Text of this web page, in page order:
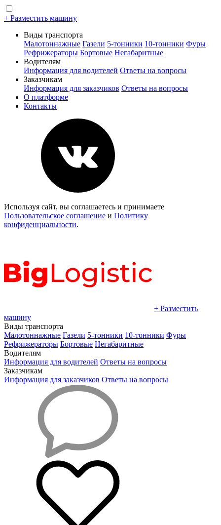
+ Разместить машину
Виды транспорта
Малотоннажные Газели 5-тонники 10-тонники Фуры
Рефрижераторы Бортовые Негабаритные
Водителям
Информация для водителей Ответы на вопросы
Заказчикам
Информация для заказчиков Ответы на вопросы
О платформе
Контакты
Используя сайт, вы соглашаетесь и принимаете
Пользовательское соглашение и Политику
конфиденциальности.
+ Разместить
машину
Виды транспорта
Малотоннажные Газели 5-тонники 10-тонники Фуры
Рефрижераторы Бортовые Негабаритные
Водителям
Информация для водителей Ответы на вопросы
Заказчикам
Информация для заказчиков Ответы на вопросы